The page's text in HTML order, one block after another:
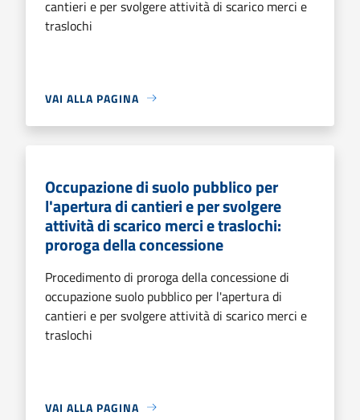
cantieri e per svolgere attività di scarico merci e
traslochi
VAI ALLA PAGINA
Occupazione di suolo pubblico per
l'apertura di cantieri e per svolgere
attività di scarico merci e traslochi:
proroga della concessione
Procedimento di proroga della concessione di
occupazione suolo pubblico per l'apertura di
cantieri e per svolgere attività di scarico merci e
traslochi
VAI ALLA PAGINA